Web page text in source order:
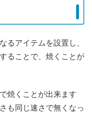
るアイテムを設置し、
ることで、焼くことが
焼くことが出来ます
も同じ速さで無くなっ